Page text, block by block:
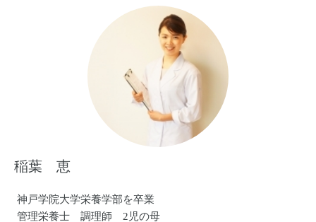
稲葉 恵
神戸学院大学栄養学部を卒業
管理栄養士 調理師 2児の母